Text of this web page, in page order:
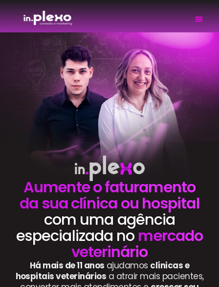
Aumente o faturamento
da sua clínica ou hospital
com uma agência
especializada no mercado
veterinário
Há mais de 11 anos ajudamos clínicas e
hospitais veterinários a atrair mais pacientes,